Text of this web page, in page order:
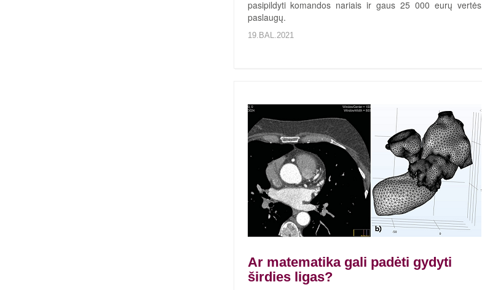
pasipildyti komandos nariais ir gaus 25 000 eurų vertės
paslaugų.
19.BAL.2021
Ar matematika gali padėti gydyti
širdies ligas?